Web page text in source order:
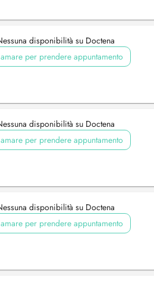
disponibilità su Doctena
per prendere appuntamento
disponibilità su Doctena
per prendere appuntamento
disponibilità su Doctena
per prendere appuntamento